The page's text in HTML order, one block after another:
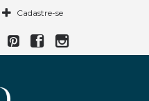
Cadastre-se